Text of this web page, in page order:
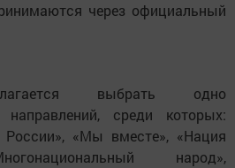
через официальный
выбрать одно
среди которых:
России», «Мы вместе», «Нация
народ»,